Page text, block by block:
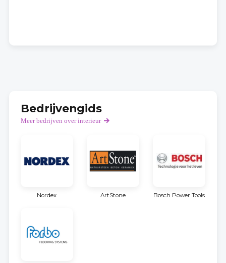
Bedrijvengids
Meer bedrijven over interieur
Nordex ArtStone Bosch Power Tools